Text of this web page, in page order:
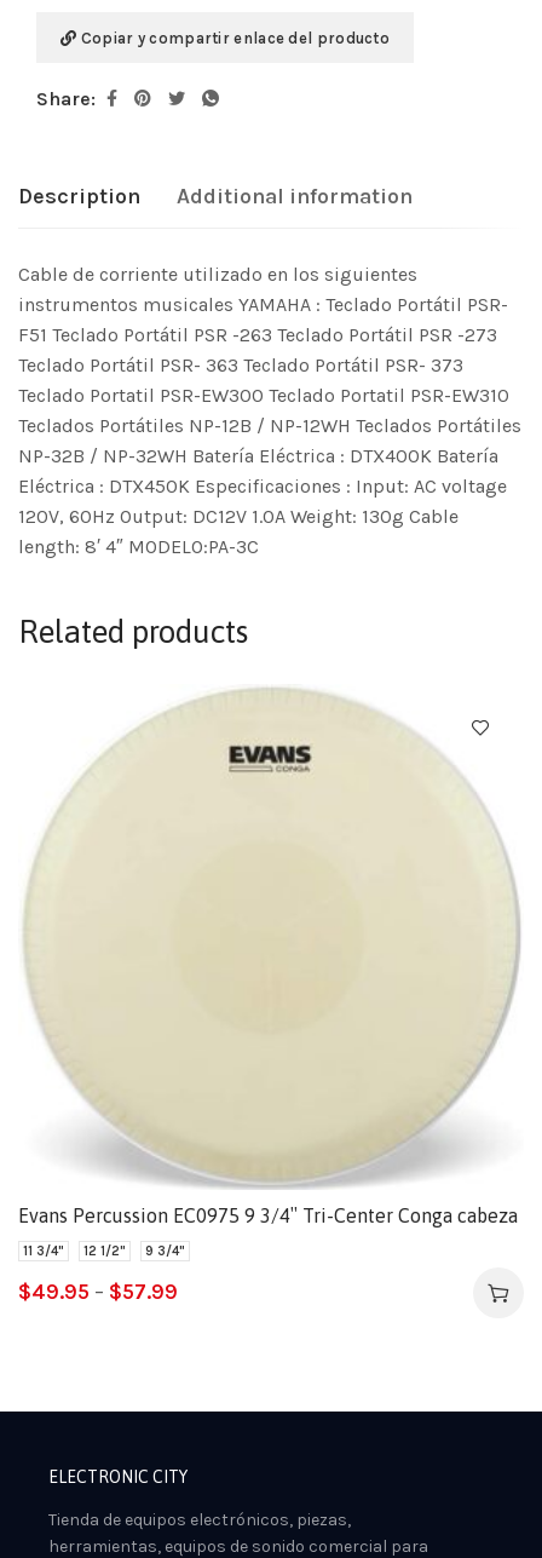
Copiar y compartir enlace del producto
Share:
Description Additional information
Cable de corriente utilizado en los siguientes
instrumentos musicales YAMAHA : Teclado Portátil PSR-
F51 Teclado Portátil PSR -263 Teclado Portátil PSR -273
Teclado Portátil PSR- 363 Teclado Portátil PSR- 373
Teclado Portatil PSR-EW300 Teclado Portatil PSR-EW310
Teclados Portátiles NP-12B / NP-12WH Teclados Portátiles
NP-32B / NP-32WH Batería Eléctrica : DTX400K Batería
Eléctrica : DTX450K Especificaciones : Input: AC voltage
120V, 60Hz Output: DC12V 1.0A Weight: 130g Cable
length: 8′ 4″ MODELO:PA-3C
Related products
Evans Percussion EC0975 9 3/4″ Tri-Center Conga cabeza
11 3/4" 12 1/2" 9 3/4"
$49.95 – $57.99
ELECTRONIC CITY
Tienda de equipos electrónicos, piezas,
herramientas, equipos de sonido comercial para